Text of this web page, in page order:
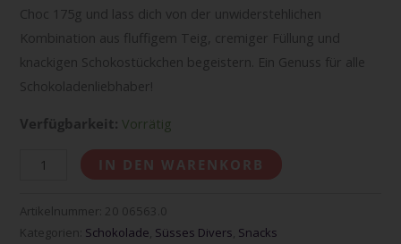
Choc 175g und lass dich von der unwiderstehlichen
Kombination aus fluffigem Teig, cremiger Füllung und
knackigen Schokostückchen begeistern. Ein Genuss für alle
Schokoladenliebhaber!
Verfügbarkeit: Vorrätig
IN DEN WARENKORB
Artikelnummer: 20 06563.0
Kategorien: Schokolade Süsses Divers Snacks